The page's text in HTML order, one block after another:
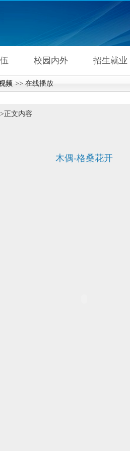
校园内外 招生就业
视频 演员风采
频 >> 在线播放
正文内容
木偶-格桑花开